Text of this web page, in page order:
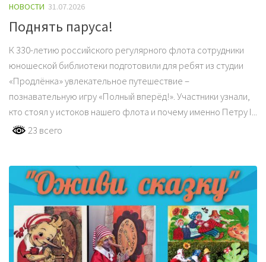
НОВОСТИ 31.07.2026
Поднять паруса!
К 330-летию российского регулярного флота сотрудники
юношеской библиотеки подготовили для ребят из студии
«Продлёнка» увлекательное путешествие –
познавательную игру «Полный вперёд!». Участники узнали,
кто стоял у истоков нашего флота и почему именно Петру I...
23 всего